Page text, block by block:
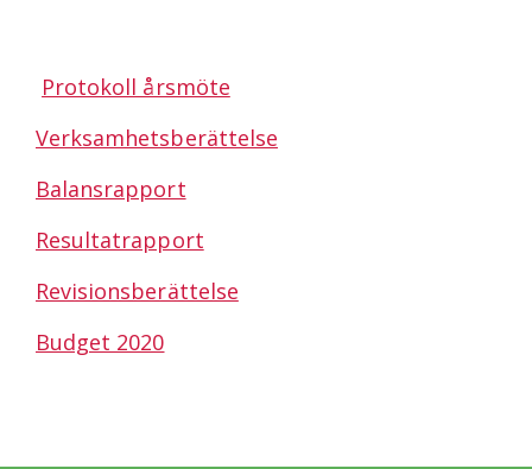
Protokoll årsmöte
Verksamhetsberättelse
Balansrapport
Resultatrapport
Revisionsberättelse
Budget 2020